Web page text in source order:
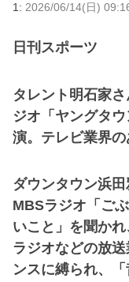
1: 2026/06/14(日)
日刊スポーツ
タレント明石家
ジオ「ヤングタ
演。テレビ業界の
ダウンタウン浜
MBSラジオ「ご
いこと」を聞かれ
ラジオなどの放
ンスに縛られ、